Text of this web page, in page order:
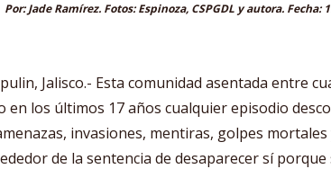
Por: Jade Ramírez. Fotos: Espinoza, CSPGDL y autora. Fecha:
Jalisco.- Esta comunidad asentada entre
en los últimos 17 años cualquier episodio
invasiones, mentiras, golpes mortales
de la sentencia de desaparecer sí porque